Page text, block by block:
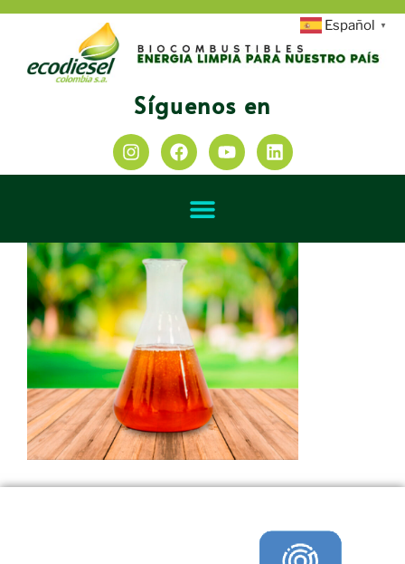
Síguenos en
Español ▼